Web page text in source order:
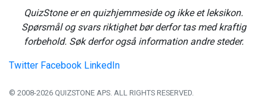
QuizStone er en quizhjemmeside og ikke et leksikon.
Spørsmål og svars riktighet bør derfor tas med kraftig
forbehold. Søk derfor også information andre steder.
Twitter Facebook LinkedIn
© 2008-2026 QUIZSTONE APS. ALL RIGHTS RESERVED.